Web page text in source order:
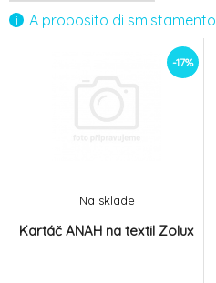
A proposito di smistamento
-17%
Kartáč ANAH na textil Zolux
Na sklade